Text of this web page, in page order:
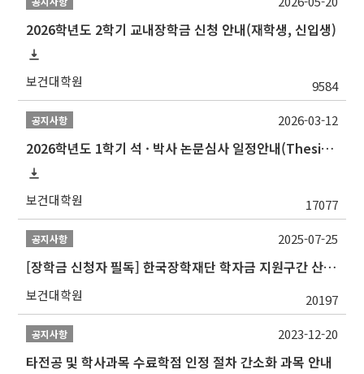
2026학년도 2학기 교내장학금 신청 안내(재학생, 신입생)
보건대학원 9584
공지사항
2026학년도 1학기 석 · 박사 논문심사 일정안내(Thesis Defense Schedules)
보건대학원 17077
2026-03-12
공지사항
[장학금 신청자 필독] 한국장학재단 학자금 지원구간 산정 권고
보건대학원 20197
2025-07-25
공지사항
타전공 및 학사과목 수료학점 인정 절차 간소화 과목 안내
2023-12-20